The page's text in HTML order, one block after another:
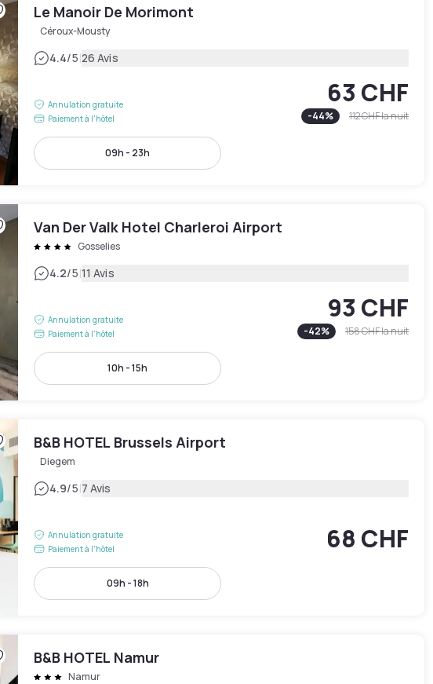
Le Manoir De Morimont
Céroux-Mousty
4.4/5|26 Avis
Annulation gratuite
Paiement à l'hôtel
63 CHF
-44% 112 CHFla nuit
09h - 23h
Van Der Valk Hotel Charleroi Airport
Gosselies
4.2/5|11 Avis
Annulation gratuite
Paiement à l'hôtel
93 CHF
-42% 158 CHFla nuit
10h - 15h
B&B HOTEL Brussels Airport
Diegem
4.9/5|7 Avis
Annulation gratuite
Paiement à l'hôtel
68 CHF
09h - 18h
B&B HOTEL Namur
Namur